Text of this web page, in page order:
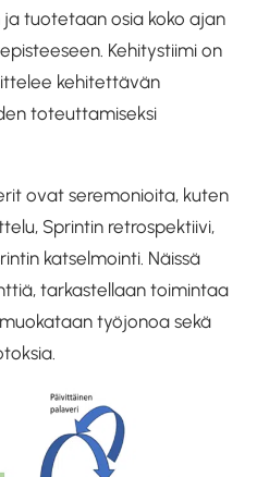
tuotetaan osia koko ajan
Kehitystiimi on
kehitettävän
toteuttamiseksi
ovat seremonioita, kuten
Sprintin retrospektiivi,
katselmointi. Näissä
tarkastellaan toimintaa
työjonoa sekä